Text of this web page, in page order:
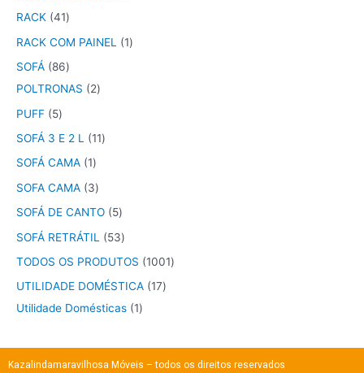
RACK 41
RACK COM PAINEL
1
SOFÁ
86
POLTRONAS
2
PUFF
5
SOFÁ 3 E 2 L
11
SOFÁ CAMA 1
SOFA CAMA
3
SOFÁ DE CANTO
5
SOFÁ RETRÁTIL
53
TODOS OS PRODUTOS
1001
UTILIDADE DOMÉSTICA 17
Utilidade Domésticas 1
Kazalindamaravilhosa Móveis – todos os direitos reservados